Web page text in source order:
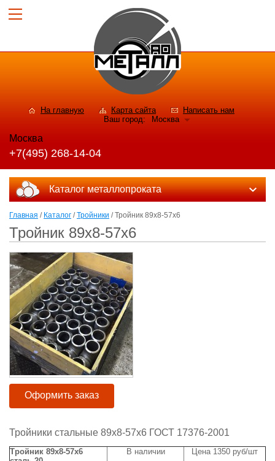
На главную Карта сайта
Написать нам
Ваш город:
Москва
Москва
+7(495) 268-14-04
Каталог металлопроката
Главная / Каталог /Тройники / Тройник 89х8-57х6
Тройник 89х8-57х6
Оформить заказ
Тройники стальные 89х8-57х6 ГОСТ 17376-2001
Тройник 89х8-57х6
В наличии Цена 1350 руб/шт